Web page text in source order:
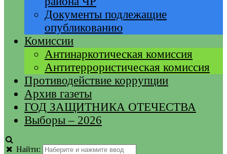
Документы подлежащие
опубликованию
Комиссии
Антинаркотическая комиссия
Антитеррористическая комиссия
Противодействие коррупции
Архив газеты
ГОД ЗАЩИТНИКА ОТЕЧЕСТВА
Выборы – 2026
Найти: